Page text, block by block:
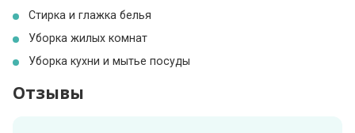
Стирка и глажка белья
Уборка жилых комнат
Уборка кухни и мытье посуды
Отзывы